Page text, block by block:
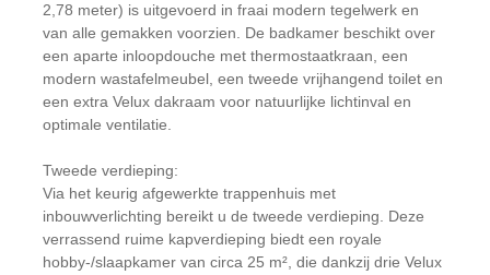
2,78 meter) is uitgevoerd in fraai modern tegelwerk en
van alle gemakken voorzien. De badkamer beschikt over
een aparte inloopdouche met thermostaatkraan, een
modern wastafelmeubel, een tweede vrijhangend toilet en
een extra Velux dakraam voor natuurlijke lichtinval en
optimale ventilatie.
Tweede verdieping:
Via het keurig afgewerkte trappenhuis met
inbouwverlichting bereikt u de tweede verdieping. Deze
verrassend ruime kapverdieping biedt een royale
hobby-/slaapkamer van circa 25 m², die dankzij drie Velux